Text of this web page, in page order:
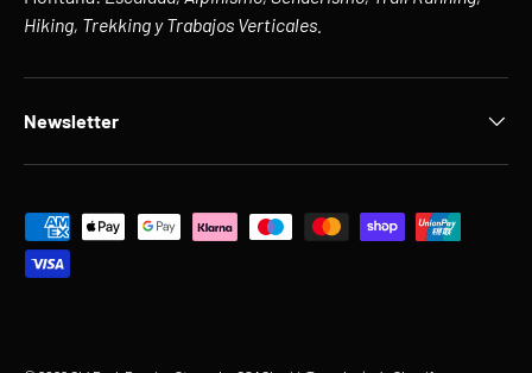
Hiking, Trekking y Trabajos Verticales.
Newsletter
Formas de pago aceptadas